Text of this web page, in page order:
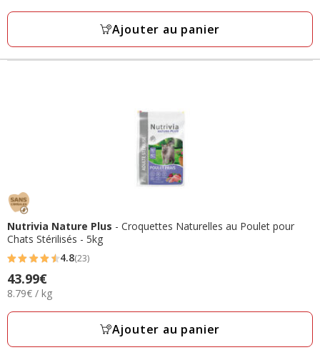
avis
à
Ajouter au panier
Nutrivia Nature Plus - Croquettes Naturelles au Poulet pour
Chats Stérilisés - 5kg
4.8
étoiles
avec
23
4.8(23)
Prix
43.99€
43.99€
8.79€
Kg
8.79€ / kg
Ajouter au panier